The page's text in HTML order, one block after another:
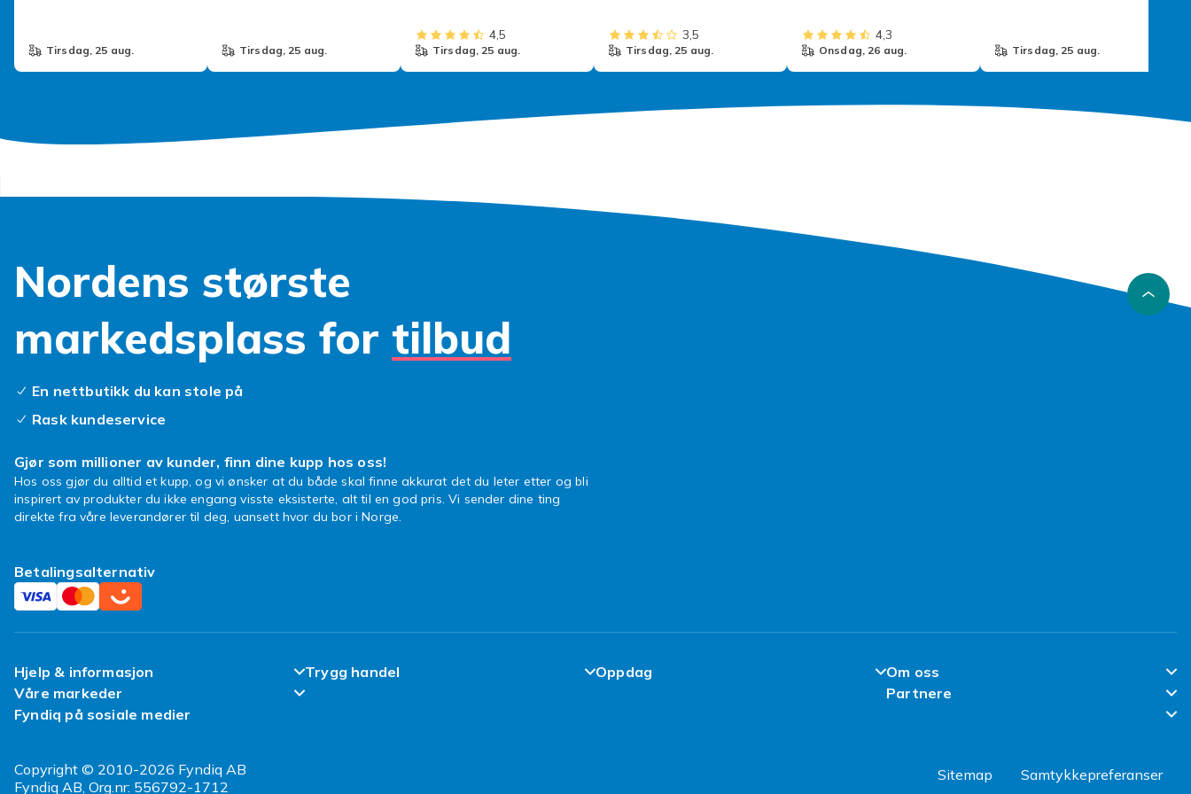
tirsdag, 25 aug. tirsdag, 25 aug.
4,5
tirsdag, 25 aug.
3,5
tirsdag, 25 aug.
4,3
onsdag, 26 aug. tirsdag, 25 aug.
Nordens største
markedsplass for tilbud
En nettbutikk du kan stole på
Rask kundeservice
Gjør som millioner av kunder, finn dine kupp hos oss!
Hos oss gjør du alltid et kupp, og vi ønsker at du både skal finne akkurat det du leter etter og bli
inspirert av produkter du ikke engang visste eksisterte, alt til en god pris. Vi sender dine ting
direkte fra våre leverandører til deg, uansett hvor du bor i Norge.
Betalingsalternativ
Hjelp & informasjon
Ofte stilte spørsmål
Angre & returner her
Trygg handel
Oppdag
Om oss
Om Fyndiq
Jobbe hos Fyndiq
Våre markeder
Fyndiq Finland
Partnere
Fyndiq på sosiale medier
Copyright © 2010-2026 Fyndiq AB
Fyndiq AB, Org.nr: 556792-1712
Sitemap Samtykkepreferanser